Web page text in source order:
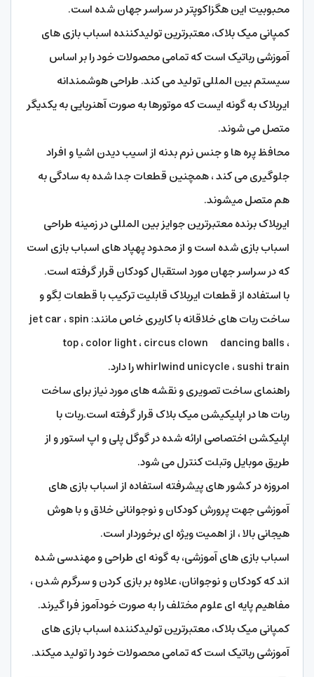
محبوبیت این هگزاکوپتر در سراسر جهان شده است.
کمپانی میک بلاک، معتبرترین تولیدکننده اسباب بازی های
آموزشی رباتیک است که تمامی محصولات خود را بر اساس
سیستم بین المللی تولید می کند. طراحی هوشمندانه
ایربلاک به گونه ایست که موتورها به صورت آهنربایی به یکدیگر
متصل می شوند.
محافظ پره ها و جنس نرم بدنه از اسیب دیدن اشیا و افراد
جلوگیری می کند ، همچنین قطعات جدا شده به سادگی به
هم متصل میشوند.
ایربلاک برنده معتبرترین جوایز بین المللی در زمینه طراحی
اسباب بازی شده است و از محدود پهپاد های اسباب بازی است
که در سراسر جهان مورد استقبال کودکان قرار گرفته است.
با استفاده از قطعات ایربلاک قابلیت ترکیب با قطعات لِگو و
ساخت ربات های خلاقانه با کاربری خاص مانند: jet car ، spin
top ، color light ، circus clown dancing balls ،
whirlwind unicycle ، sushi train را دارد.
راهنمای ساخت تصویری و نقشه های مورد نیاز برای ساخت
ربات ها در اپلیکیشن میک بلاک قرار گرفته است.ربات با
اپلیکشن اختصاصی ارائه شده در گوگل پلی و اپ استور و از
طریق موبایل وتبلت کنترل می شود.
امروزه در کشور های پیشرفته استفاده از اسباب بازی های
آموزشی جهت پرورش کودکان و نوجوانانی خلاق و با هوش
هیجانی بالا ، از اهمیت ویژه ای برخوردار است.
اسباب بازی های آموزشی، به گونه ای طراحی و مهندسی شده
اند که کودکان و نوجوانان، علاوه بر بازی کردن و سرگرم شدن ،
مفاهیم پایه ای علوم مختلف را به صورت خودآموز فرا گیرند.
کمپانی میک بلاک، معتبرترین تولیدکننده اسباب بازی های
آموزشی رباتیک است که تمامی محصولات خود را تولید میکند.